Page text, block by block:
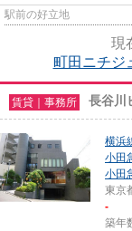
駅前の好立地
現
町田ニチジ
賃貸｜事務所 長谷川
横浜
小田
小田
東京
-
築年